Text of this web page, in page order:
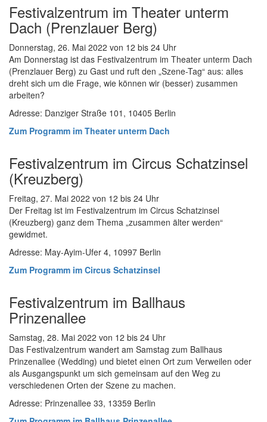
Festivalzentrum im Theater unterm
Dach (Prenzlauer Berg)
Donnerstag, 26. Mai 2022 von 12 bis 24 Uhr
Am Donnerstag ist das Festivalzentrum im Theater unterm Dach
(Prenzlauer Berg) zu Gast und ruft den „Szene-Tag“ aus: alles
dreht sich um die Frage, wie können wir (besser) zusammen
arbeiten?
Adresse: Danziger Straße 101, 10405 Berlin
Zum Programm im Theater unterm Dach
Festivalzentrum im Circus Schatzinsel
(Kreuzberg)
Freitag, 27. Mai 2022 von 12 bis 24 Uhr
Der Freitag ist im Festivalzentrum im Circus Schatzinsel
(Kreuzberg) ganz dem Thema „zusammen älter werden“
gewidmet.
Adresse: May-Ayim-Ufer 4, 10997 Berlin
Zum Programm im Circus Schatzinsel
Festivalzentrum im Ballhaus
Prinzenallee
Samstag, 28. Mai 2022 von 12 bis 24 Uhr
Das Festivalzentrum wandert am Samstag zum Ballhaus
Prinzenallee (Wedding) und bietet einen Ort zum Verweilen oder
als Ausgangspunkt um sich gemeinsam auf den Weg zu
verschiedenen Orten der Szene zu machen.
Adresse: Prinzenallee 33, 13359 Berlin